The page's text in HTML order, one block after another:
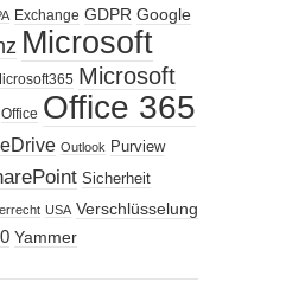
Exchange GDPR Google
Microsoft
Microsoft
Office Office 365
Outlook Purview
Sicherheit
USA Verschlüsselung
Yammer